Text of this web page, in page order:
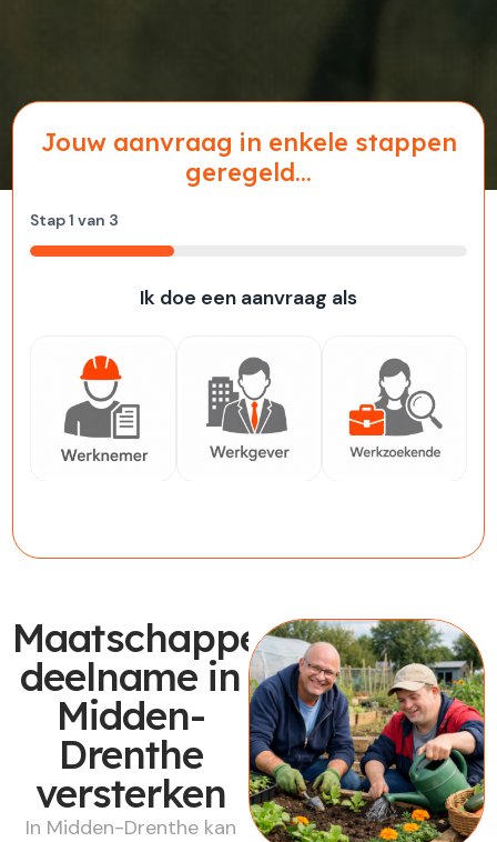
Jouw aanvraag in enkele stappen
geregeld...
Stap1 van 3
33%
Ik doe een aanvraag als
Maatschappelijke
deelname in
Midden-
Drenthe
versterken
In Midden-Drenthe kan